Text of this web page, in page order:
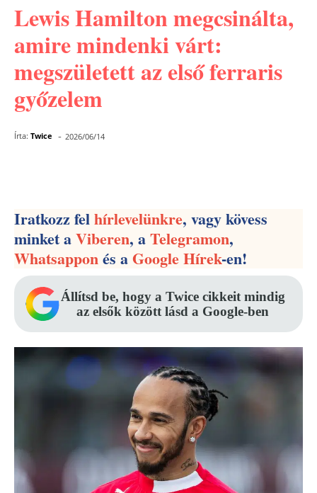
Lewis Hamilton megcsinálta,
amire mindenki várt:
megszületett az első ferraris
győzelem
Írta: Twice - 2026/06/14
Iratkozz felhírlevelünkre, vagy kövess
minket aViberen, aTelegramon,
Whatsapponés aGoogle Hírek-en!
Állítsd be, hogy a Twice cikkeit mindig
az elsők között lásd a Google-ben